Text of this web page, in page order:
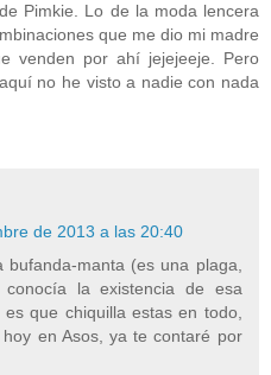
Pimkie. Lo de la moda lencera
que me dio mi madre
venden por ahí jejejeeje. Pero
no he visto a nadie con nada
de 2013 a las 20:40
manta (es una plaga,
la existencia de esa
que chiquilla estas en todo,
en Asos, ya te contaré por